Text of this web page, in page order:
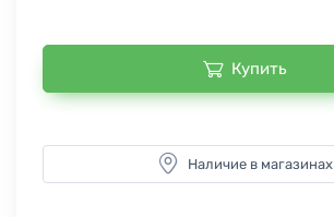
Купить
Наличие в магазинах